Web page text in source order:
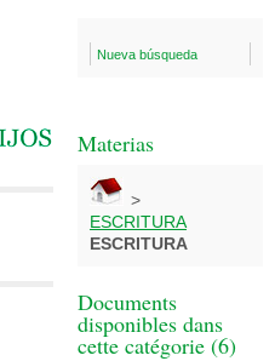
Nueva búsqueda
Materias
>
ESCRITURA
ESCRITURA
Documents
disponibles dans
cette catégorie (6)